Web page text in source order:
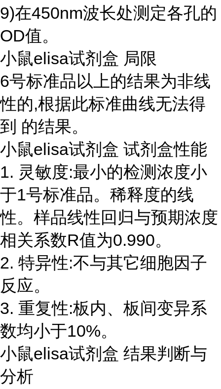
9)在450nm波长处测定各孔的
OD值。
小鼠elisa试剂盒 局限
6号标准品以上的结果为非线
性的,根据此标准曲线无法得
到 的结果。
小鼠elisa试剂盒 试剂盒性能
1. 灵敏度:最小的检测浓度小
于1号标准品。稀释度的线
性。样品线性回归与预期浓度
相关系数R值为0.990。
2. 特异性:不与其它细胞因子
反应。
3. 重复性:板内、板间变异系
数均小于10%。
小鼠elisa试剂盒 结果判断与
分析